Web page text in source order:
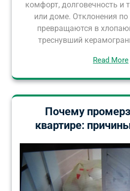
комфорт, долговечность и
или доме. Отклонения
превращаются в
треснувший
Read More
Почему
квартире: